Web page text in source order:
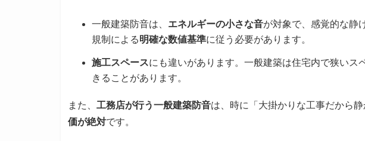
一般建築防音は、 エネルギーの小さな音が対象で、感覚的な静
規制による明確な数値基準に従う必要があります。
施工スペースにも違いがあります。一般建築は住宅内で狭い
きることがあります。
また、 工務店が行う一般建築防音は、時に「大掛かりな工事だから
価が絶対です。